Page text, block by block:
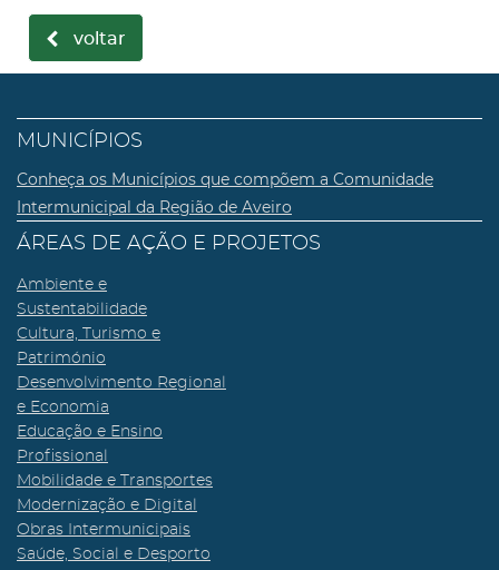
voltar
MUNICÍPIOS
Conheça os Municípios que compõem a Comunidade
Intermunicipal da Região de Aveiro
ÁREAS DE AÇÃO E PROJETOS
Ambiente e
Sustentabilidade
Cultura, Turismo e
Património
Desenvolvimento Regional
e Economia
Educação e Ensino
Profissional
Mobilidade e Transportes
Modernização e Digital
Obras Intermunicipais
Saúde, Social e Desporto